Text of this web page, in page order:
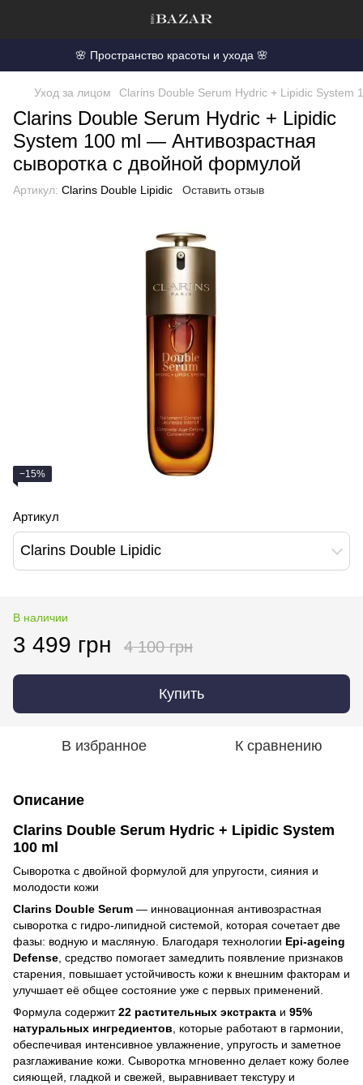
🌸 Пространство красоты и ухода 🌸
Уход за лицом Clarins Double Serum Hydric + Lipidic
Clarins Double Serum Hydric + Lipidic
System 100 ml — Антивозрастная
сыворотка с двойной формулой
Артикул: Clarins Double Lipidic Оставить отзыв
−15%
Артикул
Clarins Double Lipidic
В наличии
3 499 грн 4 100 грн
Купить
В избранное К сравнению
Описание
Clarins Double Serum Hydric + Lipidic System
100 ml
Сыворотка с двойной формулой для упругости, сияния и
молодости кожи
Clarins Double Serum — инновационная антивозрастная
сыворотка с гидро-липидной системой, которая сочетает две
фазы: водную и масляную. Благодаря технологии Epi-ageing
Defense , средство помогает замедлить появление признаков
старения, повышает устойчивость кожи к внешним факторам и
улучшает её общее состояние уже с первых применений.
Формула содержит22 растительных экстракта и 95%
натуральных ингредиентов , которые работают в гармонии,
обеспечивая интенсивное увлажнение, упругость и заметное
разглаживание кожи. Сыворотка мгновенно делает кожу более
сияющей, гладкой и свежей, выравнивает текстуру и